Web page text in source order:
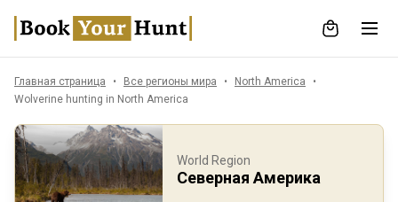
Главная страница Все регионы мира
North America
Wolverine hunting in North America
World Region
Северная Америка